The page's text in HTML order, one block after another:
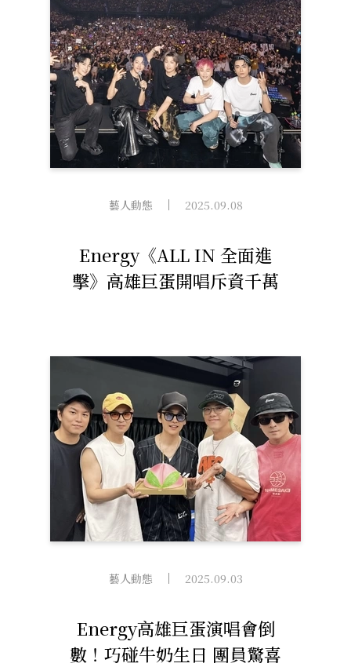
藝人動態
Energy《ALL IN 全面進
擊》高雄巨蛋開唱斥資千萬
環、超能六角形震撼來襲！
2025.09.08
藝人動態
Energy高雄巨蛋演唱會倒
數！巧碰牛奶生日 團員驚喜
2025.09.03